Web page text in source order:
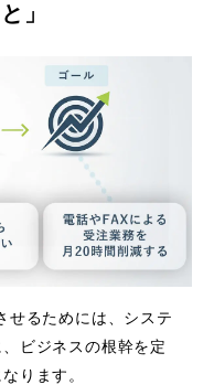
」
せるためには、システ
ビジネスの根幹を定
ります。